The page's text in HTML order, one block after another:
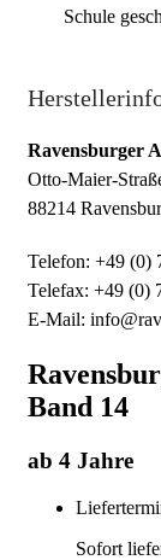
Schule
Ravensburger
Otto-Maier-
88214
Telefon: +49 (0)
Telefax: +49 (0)
E-Mail:
Band 14
ab 4 Jahre
Sofort